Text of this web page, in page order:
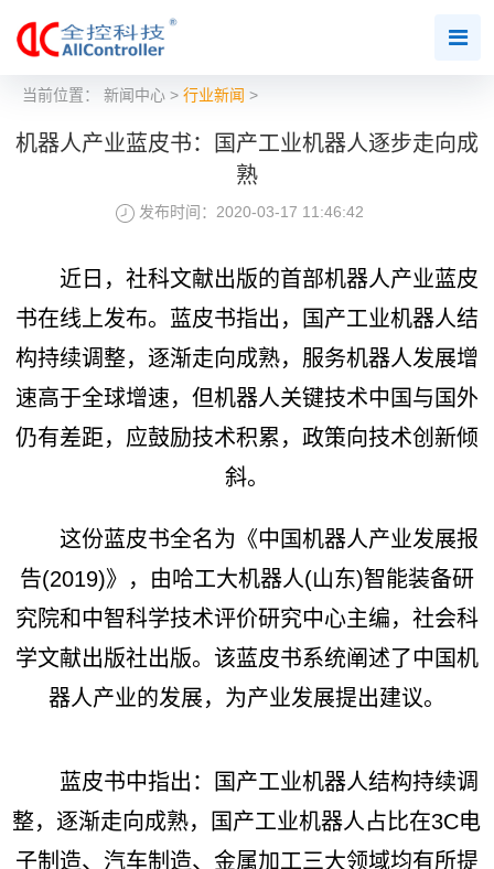
当前位置： 新闻中心> 行业新闻 >
机器人产业蓝皮书：国产工业机器人逐步走向成
熟
发布时间：2020-03-17 11:46:42
近日，社科文献出版的首部机器人产业蓝皮
书在线上发布。蓝皮书指出，国产工业机器人结
构持续调整，逐渐走向成熟，服务机器人发展增
速高于全球增速，但机器人关键技术中国与国外
仍有差距，应鼓励技术积累，政策向技术创新倾
斜。
这份蓝皮书全名为《中国机器人产业发展报
告(2019)》，由哈工大机器人(山东)智能装备研
究院和中智科学技术评价研究中心主编，社会科
学文献出版社出版。该蓝皮书系统阐述了中国机
器人产业的发展，为产业发展提出建议。
蓝皮书中指出：国产工业机器人结构持续调
整，逐渐走向成熟，国产工业机器人占比在3C电
子制造、汽车制造、金属加工三大领域均有所提